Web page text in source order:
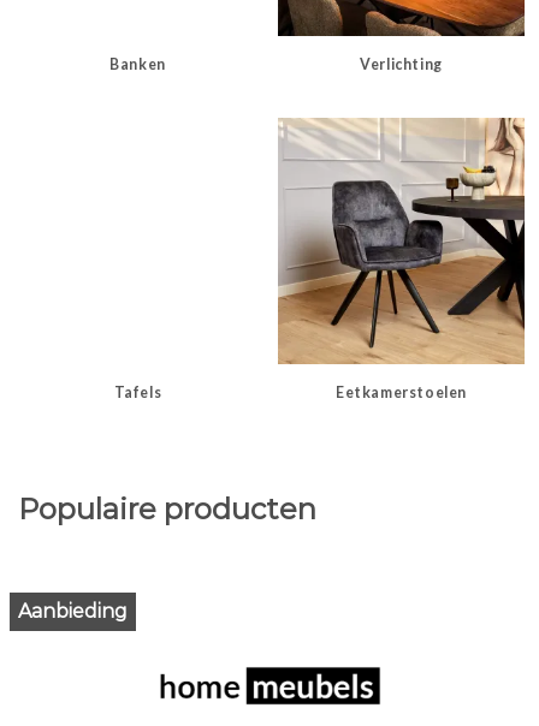
Banken Verlichting
Tafels Eetkamerstoelen
Populaire producten
Aanbieding